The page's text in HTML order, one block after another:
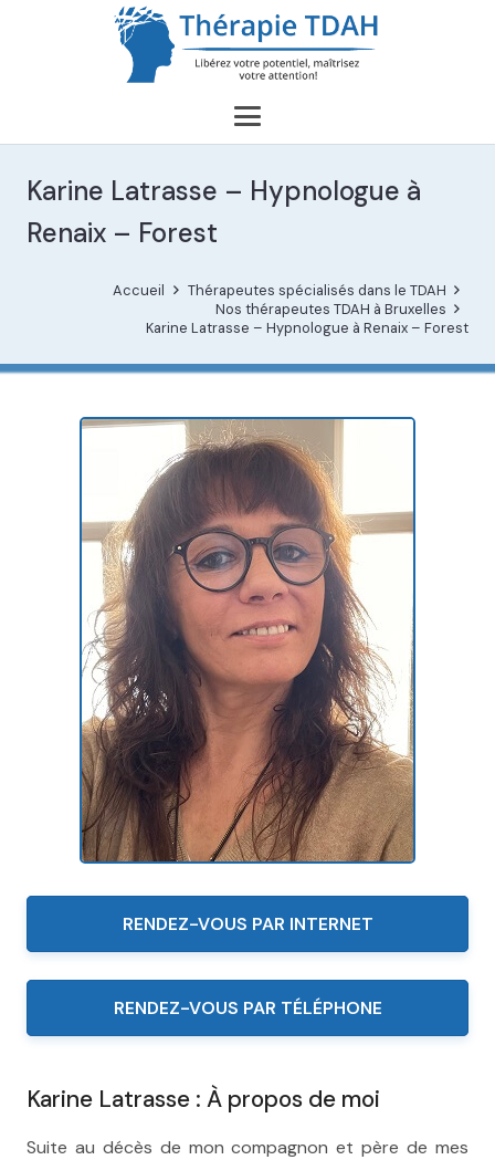
Karine Latrasse – Hypnologue à
Renaix – Forest
Accueil
Thérapeutes spécialisés dans le TDAH
Nos thérapeutes TDAH à Bruxelles
Karine Latrasse – Hypnologue à Renaix – Forest
Karine Latrasse : À propos de moi
Suite au décès de mon compagnon et père de mes
RENDEZ-VOUS PAR INTERNET
RENDEZ-VOUS PAR TÉLÉPHONE